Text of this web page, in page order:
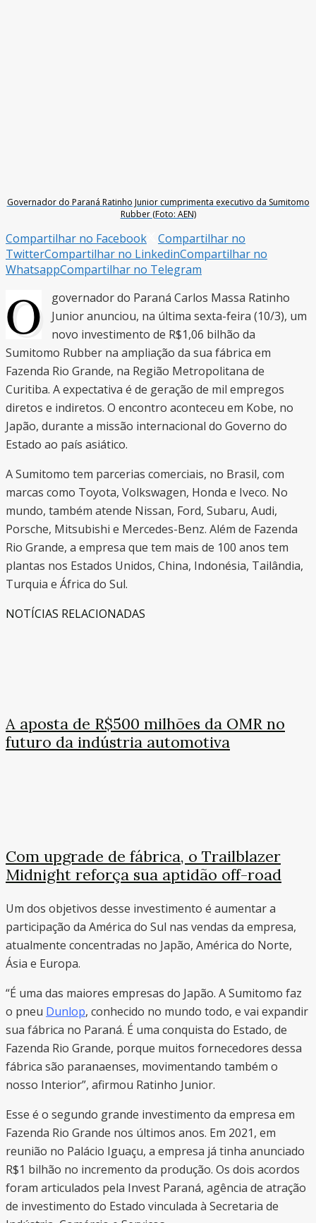
Governador do Paraná Ratinho Junior cumprimenta executivo da Sumitomo
Rubber (Foto: AEN)
Compartilhar no Facebook
Compartilhar no
TwitterCompartilhar no LinkedinCompartilhar no
WhatsappCompartilhar no Telegram
O
governador do Paraná Carlos Massa Ratinho
Junior anunciou, na última sexta-feira (10/3), um
novo investimento de R$1,06 bilhão da
Sumitomo Rubber na ampliação da sua fábrica em
Fazenda Rio Grande, na Região Metropolitana de
Curitiba. A expectativa é de geração de mil empregos
diretos e indiretos. O encontro aconteceu em Kobe, no
Japão, durante a missão internacional do Governo do
Estado ao país asiático.
A Sumitomo tem parcerias comerciais, no Brasil, com
marcas como Toyota, Volkswagen, Honda e Iveco. No
mundo, também atende Nissan, Ford, Subaru, Audi,
Porsche, Mitsubishi e Mercedes-Benz. Além de Fazenda
Rio Grande, a empresa que tem mais de 100 anos tem
plantas nos Estados Unidos, China, Indonésia, Tailândia,
Turquia e África do Sul.
NOTÍCIAS RELACIONADAS
A aposta de R$500 milhões da OMR no
futuro da indústria automotiva
Com upgrade de fábrica, o Trailblazer
Midnight reforça sua aptidão off-road
Um dos objetivos desse investimento é aumentar a
participação da América do Sul nas vendas da empresa,
atualmente concentradas no Japão, América do Norte,
Ásia e Europa.
“É uma das maiores empresas do Japão. A Sumitomo faz
o pneu Dunlop, conhecido no mundo todo, e vai expandir
sua fábrica no Paraná. É uma conquista do Estado, de
Fazenda Rio Grande, porque muitos fornecedores dessa
fábrica são paranaenses, movimentando também o
nosso Interior”, afirmou Ratinho Junior.
Esse é o segundo grande investimento da empresa em
Fazenda Rio Grande nos últimos anos. Em 2021, em
reunião no Palácio Iguaçu, a empresa já tinha anunciado
R$1 bilhão no incremento da produção. Os dois acordos
foram articulados pela Invest Paraná, agência de atração
de investimento do Estado vinculada à Secretaria de